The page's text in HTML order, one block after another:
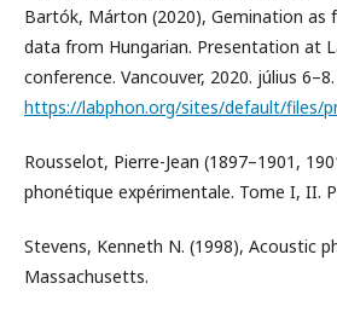
Bartók, Márton (2020), Gemination
data from Hungarian. Presentation at
conference. Vancouver, 2020. július 6–8.
https://labphon.org/sites/default/files/
Rousselot, Pierre-Jean (1897–1901,
phonétique expérimentale. Tome I, II.
Stevens, Kenneth N. (1998), Acoustic
Massachusetts.